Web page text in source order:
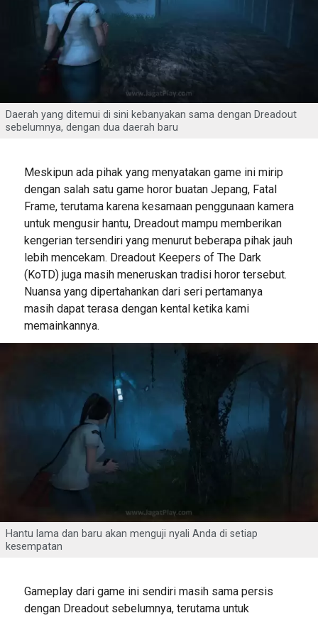
Daerah yang ditemui di sini kebanyakan sama dengan Dreadout
sebelumnya, dengan dua daerah baru
Meskipun ada pihak yang menyatakan game ini mirip
dengan salah satu game horor buatan Jepang, Fatal
Frame, terutama karena kesamaan penggunaan kamera
untuk mengusir hantu, Dreadout mampu memberikan
kengerian tersendiri yang menurut beberapa pihak jauh
lebih mencekam. Dreadout Keepers of The Dark
(KoTD) juga masih meneruskan tradisi horor tersebut.
Nuansa yang dipertahankan dari seri pertamanya
masih dapat terasa dengan kental ketika kami
memainkannya.
Hantu lama dan baru akan menguji nyali Anda di setiap
kesempatan
Gameplay dari game ini sendiri masih sama persis
dengan Dreadout sebelumnya, terutama untuk